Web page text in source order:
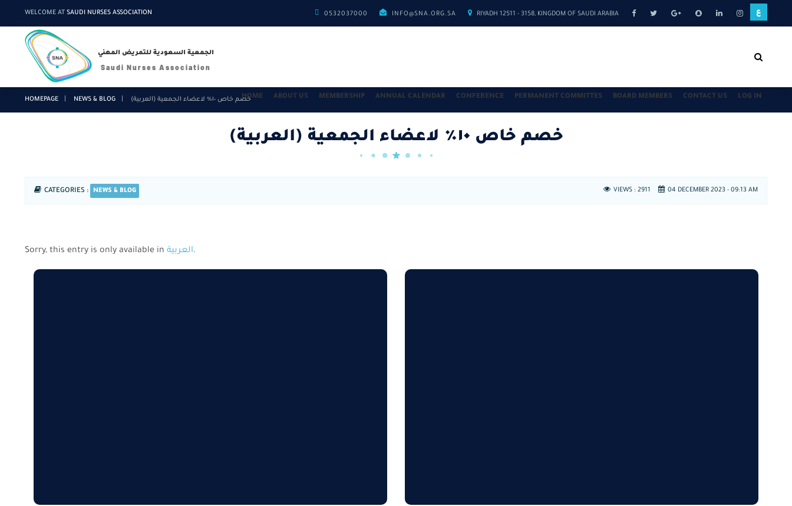
WELCOME AT SAUDI NURSES ASSOCIATION ع 0532037000 INFO@SNA.ORG.SA RIYADH 12511 - 3158, KINGDOM OF SAUDI ARABIA
الجمعية السعودية للتمريض المهني
Saudi Nurses Association
HOME ABOUT US MEMBERSHIP ANNUAL CALENDAR CONFERENCE PERMANENT COMMITTES BOARD MEMBERS CONTACT US LOG IN
HOMEPAGE NEWS & BLOG (العربية) خصم خاص ١٠٪ لاعضاء الجمعية
(العربية) خصم خاص ١٠٪ لاعضاء الجمعية
CATEGORIES : NEWS & BLOG VIEWS : 2911 04 DECEMBER 2023 - 09:13 AM
Sorry, this entry is only available in العربية.